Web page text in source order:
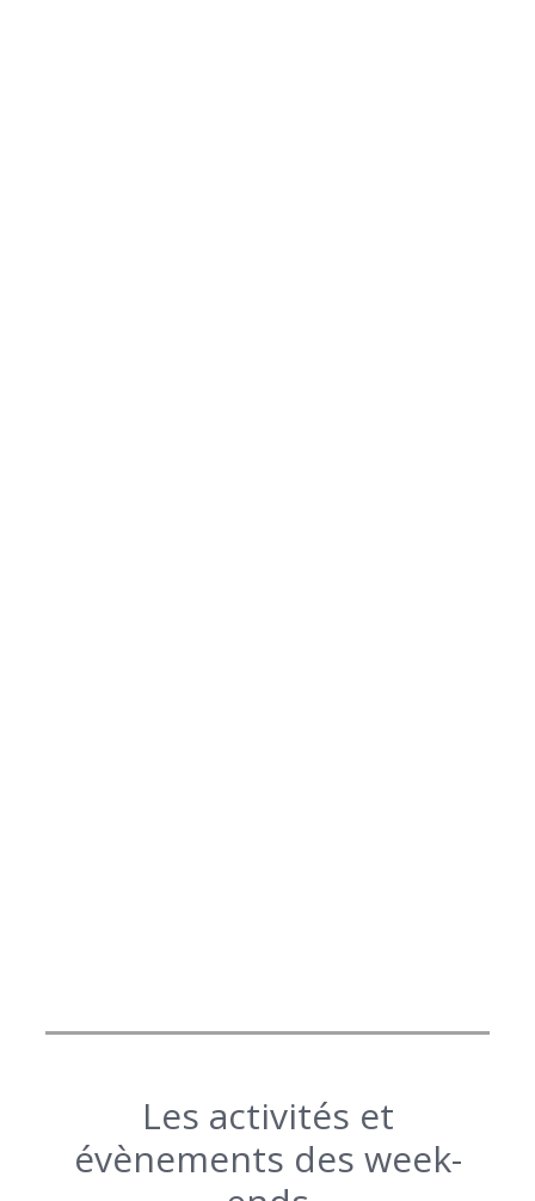
Les activités et
évènements des week-